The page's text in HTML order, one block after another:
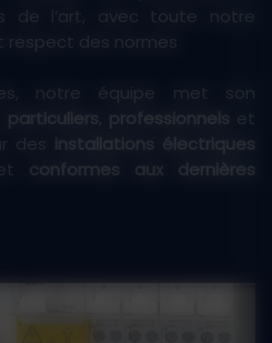
de l’art, avec toute notre
respect des normes
notre équipe met son
particuliers, professionnels
des
installations électriques
conformes aux dernières